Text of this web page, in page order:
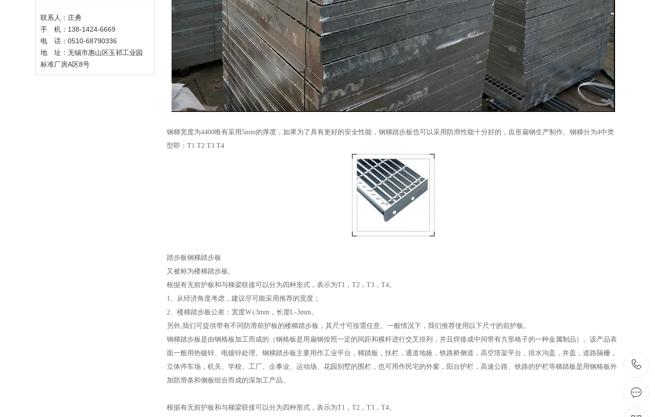
联系人：庄勇
手 机：138-1424-6669
电 话：0510-68790336
地 址：无锡市惠山区玉祁工业园
标准厂房A区8号
钢梯宽度为4400唯有采用5mm的厚度，如果为了具有更好的安全性能，钢梯踏步板也可以采用防滑性能十分好的，齿形扁钢生产制作。钢梯分为4中类
型即：T1 T2 T3 T4
踏步板钢梯踏步板
又被称为楼梯踏步板,
根据有无前护板和与梯梁联接可以分为四种形式，表示为T1，T2，T3，T4。
1、从经济角度考虑，建议尽可能采用推荐的宽度；
2、楼梯踏步板公差：宽度W±3mm，长度L-3mm。
另外,我们可提供带有不同防滑前护板的楼梯踏步板，其尺寸可按需任意。一般情况下，我们推荐使用以下尺寸的前护板。
钢梯踏步板是由钢格板加工而成的（钢格板是用扁钢按照一定的间距和横杆进行交叉排列，并且焊接成中间带有方形格子的一种金属制品）。该产品表
面一般用热镀锌、电镀锌处理。钢梯踏步板主要用作工业平台，梯踏板，扶栏，通道地板，铁路桥侧道，高空塔架平台，排水沟盖，井盖，道路隔栅，
立体停车场，机关、学校、工厂、企事业、运动场、花园别墅的围栏，也可用作民宅的外窗，阳台护栏，高速公路、铁路的护栏等梯踏板是用钢格板外
加防滑条和侧板组合而成的深加工产品。
根据有无前护板和与梯梁联接可以分为四种形式，表示为T1，T2，T3，T4。